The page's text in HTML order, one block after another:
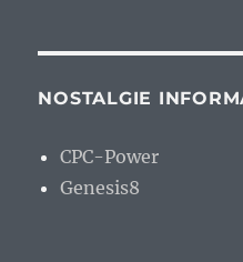
NOSTALGIE
CPC-Power
Genesis8